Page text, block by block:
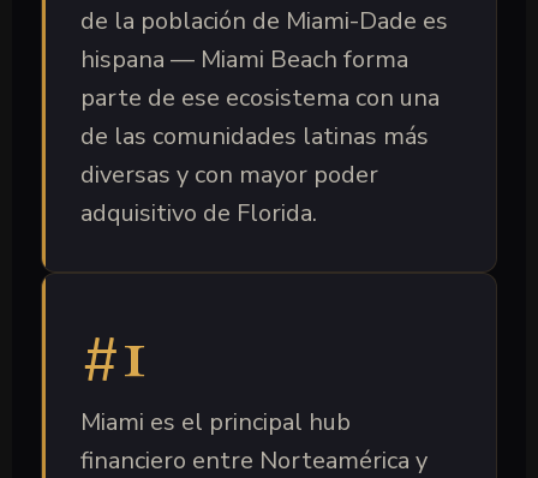
de la población de Miami-Dade es
hispana — Miami Beach forma
parte de ese ecosistema con una
de las comunidades latinas más
diversas y con mayor poder
adquisitivo de Florida.
#1
Miami es el principal hub
financiero entre Norteamérica y